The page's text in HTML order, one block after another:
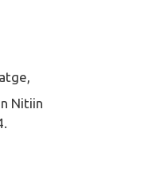
Nitiin